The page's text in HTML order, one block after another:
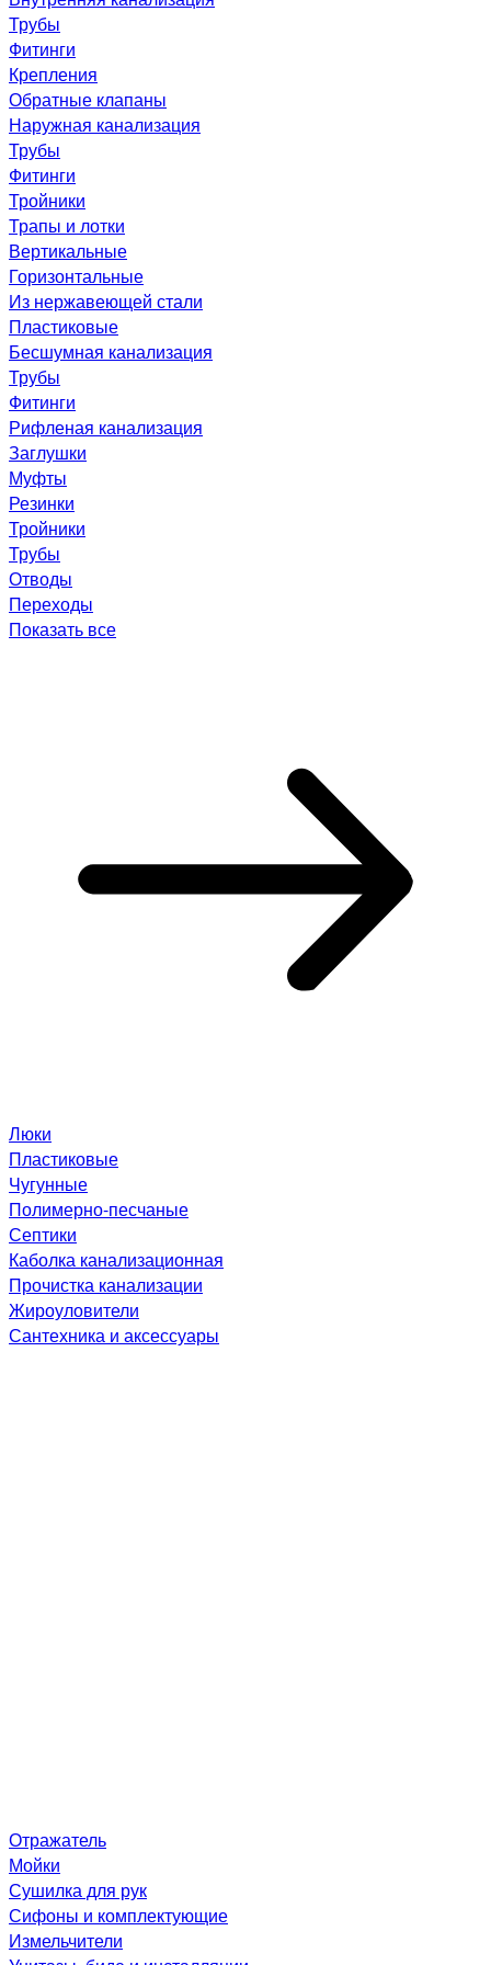
Трубы
Фитинги
Крепления
Обратные клапаны
Наружная канализация
Трубы
Фитинги
Тройники
Трапы и лотки
Вертикальные
Горизонтальные
Из нержавеющей стали
Пластиковые
Бесшумная канализация
Трубы
Фитинги
Рифленая канализация
Заглушки
Муфты
Резинки
Тройники
Трубы
Отводы
Переходы
Показать все
Люки
Пластиковые
Чугунные
Полимерно-песчаные
Септики
Каболка канализационная
Прочистка канализации
Жироуловители
Сантехника и аксессуары
Отражатель
Мойки
Сушилка для рук
Сифоны и комплектующие
Измельчители